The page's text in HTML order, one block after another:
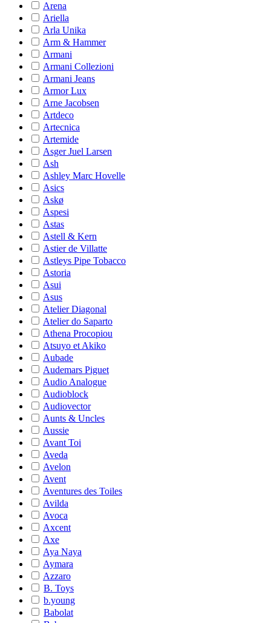
Arena
Ariella
Arla Unika
Arm & Hammer
Armani
Armani Collezioni
Armani Jeans
Armor Lux
Arne Jacobsen
Artdeco
Artecnica
Artemide
Asger Juel Larsen
Ash
Ashley Marc Hovelle
Asics
Askø
Aspesi
Astas
Astell & Kern
Astier de Villatte
Astleys Pipe Tobacco
Astoria
Asui
Asus
Atelier Diagonal
Atelier do Saparto
Athena Procopiou
Atsuyo et Akiko
Aubade
Audemars Piguet
Audio Analogue
Audioblock
Audiovector
Aunts & Uncles
Aussie
Avant Toi
Aveda
Avelon
Avent
Aventures des Toiles
Avilda
Avoca
Axcent
Axe
Aya Naya
Aymara
Azzaro
B. Toys
b.young
Babolat